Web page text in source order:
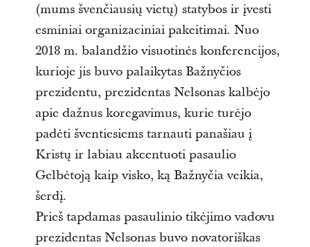
(mums švenčiausių vietų) statybos ir įvesti
esminiai organizaciniai pakeitimai. Nuo
2018 m. balandžio visuotinės konferencijos,
kurioje jis buvo palaikytas Bažnyčios
prezidentu, prezidentas Nelsonas kalbėjo
apie dažnus koregavimus, kurie turėjo
padėti šventiesiems tarnauti panašiau į
Kristų ir labiau akcentuoti pasaulio
Gelbėtoją kaip visko, ką Bažnyčia veikia,
šerdį.
Prieš tapdamas pasaulinio tikėjimo vadovu
prezidentas Nelsonas buvo novatoriškas